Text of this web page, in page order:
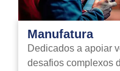
Manufatura
Dedicados a apoiar
desafios complexos